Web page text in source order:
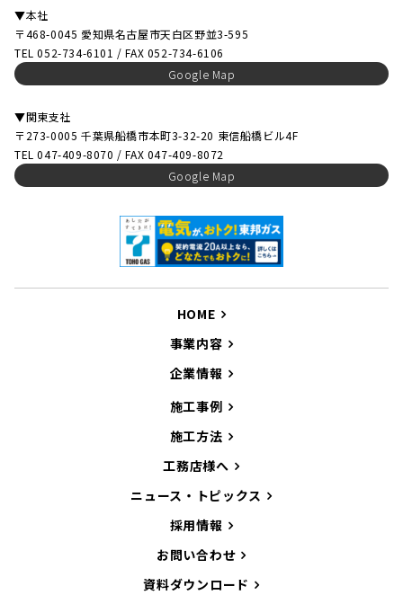
▼本社
〒468-0045 愛知県名古屋市天白区野並3-595
TEL 052-734-6101 / FAX 052-734-6106
Google Map
▼関東支社
〒273-0005 千葉県船橋市本町3-32-20 東信船橋ビル4F
TEL 047-409-8070 / FAX 047-409-8072
Google Map
HOME
事業内容
企業情報
施工事例
施工方法
工務店様へ
ニュース・トピックス
採用情報
お問い合わせ
資料ダウンロード